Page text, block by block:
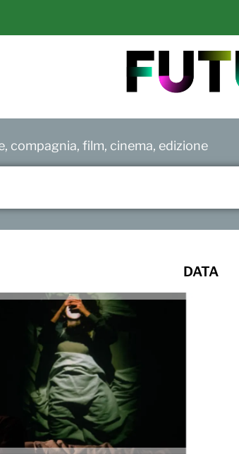
compagnia, film, cinema, edizione
DATA